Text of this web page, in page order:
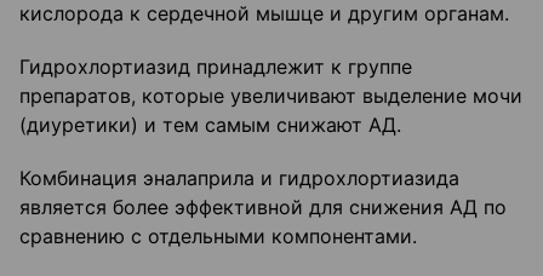
кислорода к сердечной мышце и другим органам.
Гидрохлортиазид принадлежит к группе
препаратов, которые увеличивают выделение мочи
(диуретики) и тем самым снижают АД.
Комбинация эналаприла и гидрохлортиазида
является более эффективной для снижения АД по
сравнению с отдельными компонентами.